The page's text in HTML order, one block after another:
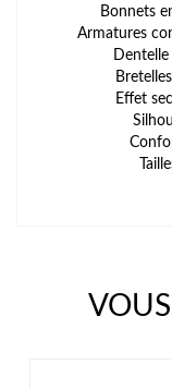
Bonnets
Armatures
Effet